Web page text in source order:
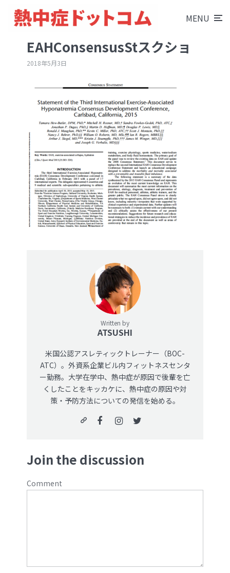
MENU
EAHConsensusStスクショ
2018年5月3日
Written by
ATSUSHI
米国公認アスレティックトレーナー（BOC-
ATC）。外資系企業ビル内フィットネスセンタ
ー勤務。大学在学中、熱中症が原因で後輩を亡
くしたことをキッカケに、熱中症の原因や対
策・予防方法についての発信を始める。
Join the discussion
Comment